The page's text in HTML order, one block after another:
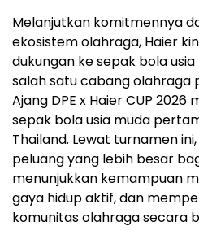
Melanjutkan komitmennya
ekosistem olahraga, Haier
dukungan ke sepak bola
salah satu cabang olahraga
Ajang DPE x Haier CUP
sepak bola usia muda
Thailand. Lewat turnamen
peluang yang lebih besar
menunjukkan kemampuan
gaya hidup aktif, dan
komunitas olahraga secara